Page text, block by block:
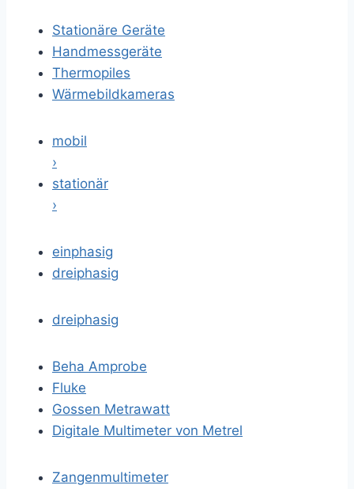
Stationäre Geräte
Handmessgeräte
Thermopiles
Wärmebildkameras
mobil
›
stationär
›
einphasig
dreiphasig
dreiphasig
Beha Amprobe
Fluke
Gossen Metrawatt
Digitale Multimeter von Metrel
Zangenmultimeter